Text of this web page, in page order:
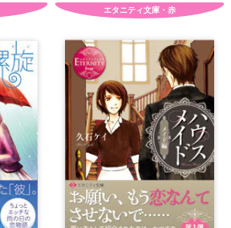
エタニティ文庫・赤